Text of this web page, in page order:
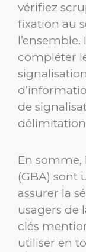
vérifiez
fixation au
compléter
de
En somme,
(GBA) sont
assurer la
usagers de
clés
utiliser en